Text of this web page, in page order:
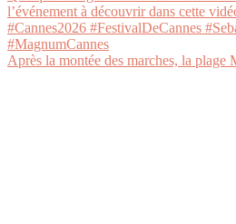
Après la montée des marches, la plage